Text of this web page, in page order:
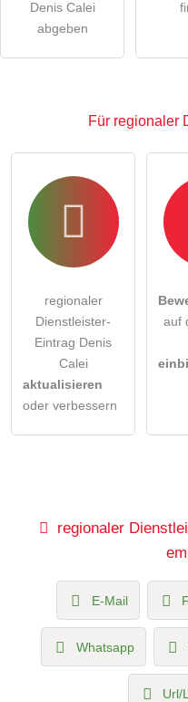
Klicken Sie hier um
Denis Calei
abgeben
Für regionaler
regionaler
Dienstleister-
Eintrag Denis
Calei
aktualisieren
oder verbessern
auf
regionaler
E-Mail
Whatsapp
Url/